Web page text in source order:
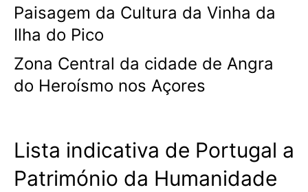
Paisagem da Cultura da Vinha da
Ilha do Pico
Zona Central da cidade de Angra
do Heroísmo nos Açores
Lista indicativa de Portugal a
Património da Humanidade